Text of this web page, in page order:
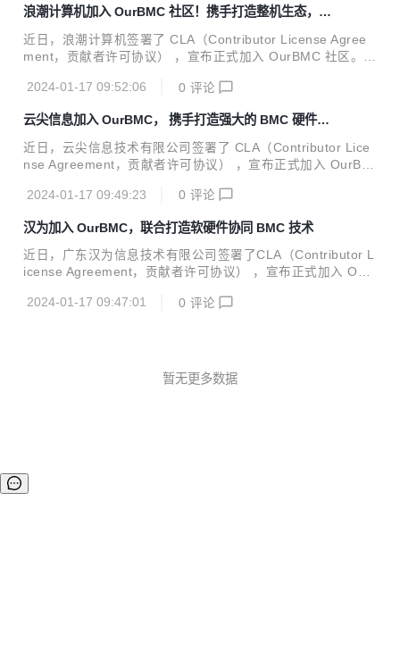
南、长沙、常州等地设有分子公司及研发中心。公司自成立以
来，始终坚持自主创新理念，推出多款存储控制器芯片、固态
存储产品及数据安全解决方案，产品覆盖数据中心，边缘计
金融、电力、轨交、网安等领域的建设中。 芯盛智能持续加大
浪潮计算机加入 OurBMC 社区！携手打造整机生态，推
动 BMC 技术加速发展
近日，浪潮计算机签署了 CLA（Contributor License Agree
ment，贡献者许可协议） ，宣布正式加入 OurBMC 社区。
品的研发生产、方案设计及实施服务的科技企业，旗下计算
品阵列丰富、性能优异，已广泛应用于政府、金融、通信、能
源等关键行业，助力用户跨越创新变革深水区，支撑用户更好
地驭势驭数前行。 坚持精研产品、共建生态的发展模式，浪潮
计算机以强大的技术实力和深厚的产业积累为依托，不断主导
创新技术软硬件产品的协同创新，携手生态伙伴攻坚创新技术
2024-01-17 09:52:06 0 评论
云尖信息加入 OurBMC， 携手打造强大的 BMC 硬件生
态
近日，云尖信息技术有限公司签署了 CLA（Contributor Lice
nse Agreement，贡献者许可协议） ，宣布正式加入 OurBM
萧山注册成立，是拥有先进研发和制造能力的数字化产品一站
累，主营业务包括客户化产品定制、研发及技术服务、电子制
造服务等，目前已与信息技术、芯片工程、3D 打印、智慧医
疗、汽车电子、智慧能源等数十个行业领域的近百家知名客户
开展成功合作。 公司创始人朱升宏先生曾供职于华为、新华
三，并担任新华三研发总裁、供应链副总裁等职务，在 I...
2024-01-17 09:49:23 0 评论
汉为加入 OurBMC，联合打造软硬件协同 BMC 技术
近日，广东汉为信息技术有限公司签署了CLA（Contributor L
icense Agreement，贡献者许可协议） ，宣布正式加入 Our
国产化计算机体系根部企业，专业从事国产化计算机产品的研
计、边缘计算机及物联网、AI 及 5G 小站、安全可信计算等。
2024-01-17 09:47:01 0 评论
暂无更多数据